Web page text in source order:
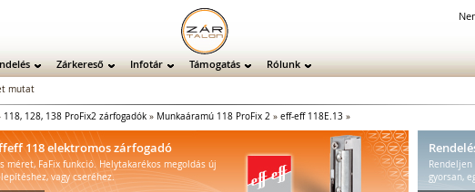
Zárkereső Infotár Támogatás Rólunk
mutat
118, 128, 138 ProFix2 zárfogadók » Munkaáramú 118 ProFix 2 » eff-eff 118E.13 »
118 elektromos zárfogadó
méret, FaFix funkció. Helytakarékos megoldás új
vagy cseréhez.
gyorsan,